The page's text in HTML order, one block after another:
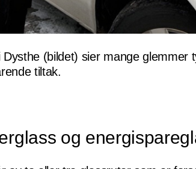
(bildet) sier mange glemmer
tiltak.
og